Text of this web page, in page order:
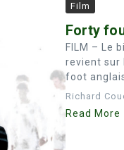
Film
Forty
FILM – Le
revient sur
foot
Richard
Read More